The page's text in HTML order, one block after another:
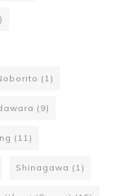
(1)
(9)
(11)
Shinagawa (1)